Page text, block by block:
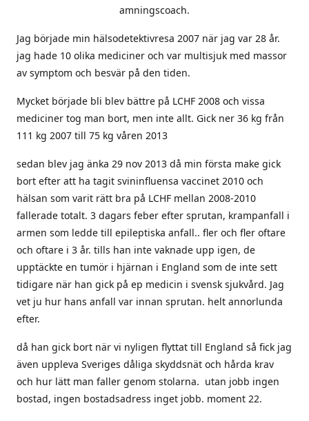
amningscoach.
Jag började min hälsodetektivresa 2007 när jag var 28 år.
jag hade 10 olika mediciner och var multisjuk med massor
av symptom och besvär på den tiden.
Mycket började bli blev bättre på LCHF 2008 och vissa
mediciner tog man bort, men inte allt. Gick ner 36 kg från
111 kg 2007 till 75 kg våren 2013
sedan blev jag änka 29 nov 2013 då min första make gick
bort efter att ha tagit svininfluensa vaccinet 2010 och
hälsan som varit rätt bra på LCHF mellan 2008-2010
fallerade totalt. 3 dagars feber efter sprutan, krampanfall i
armen som ledde till epileptiska anfall.. fler och fler oftare
och oftare i 3 år. tills han inte vaknade upp igen, de
upptäckte en tumör i hjärnan i England som de inte sett
tidigare när han gick på ep medicin i svensk sjukvård. Jag
vet ju hur hans anfall var innan sprutan. helt annorlunda
efter.
då han gick bort när vi nyligen flyttat till England så fick jag
även uppleva Sveriges dåliga skyddsnät och hårda krav
och hur lätt man faller genom stolarna. utan jobb ingen
bostad, ingen bostadsadress inget jobb. moment 22.